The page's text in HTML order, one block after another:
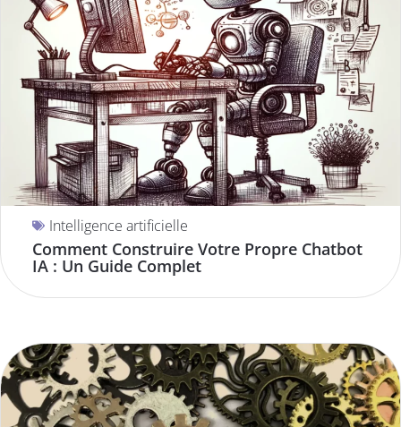
Intelligence artificielle
Comment Construire Votre Propre Chatbot
IA : Un Guide Complet